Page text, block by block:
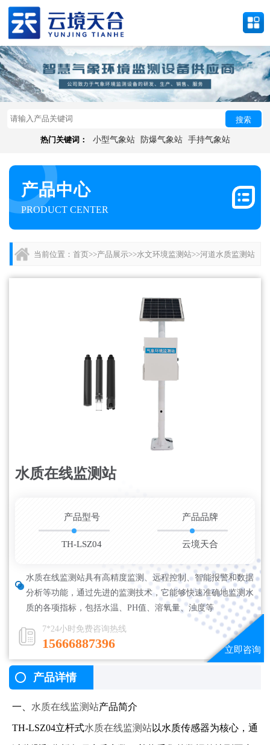
搜索
热门关键词： 小型气象站 防爆气象站 手持气象站
产品中心
PRODUCT CENTER
当前位置： 首页>>产品展示>>水文环境监测站>>河道水质监测站
水质在线监测站
产品型号
TH-LSZ04
产品品牌
云境天合
水质在线监测站具有高精度监测、远程控制、智能报警和数据
分析等功能，通过先进的监测技术，它能够快速准确地监测水
质的各项指标，包括水温、PH值、溶氧量、浊度等
7*24小时免费咨询热线
15666887396
产品详情
一、 水质在线监测站产品简介
TH-LSZ04立杆式水质在线监测站以水质传感器为核心，通